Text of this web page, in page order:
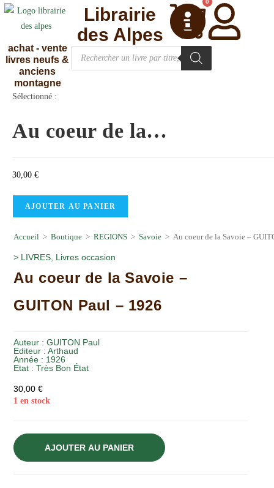
achat - vente
livres neufs &
anciens
montagne
0
Librairie
des Alpes
Sélectionné :
Au coeur de la…
30,00 €
AJOUTER AU PANIER
Accueil > Boutique > REGIONS > Savoie > Au coeur de la Savoie –
> LIVRES, Livres occasion
Au coeur de la Savoie –
GUITON Paul – 1926
Auteur :GUITON Paul
Editeur :Arthaud
Année : 1926
Etat :Très Bon État
30,00€
1 en stock
AJOUTER AU PANIER